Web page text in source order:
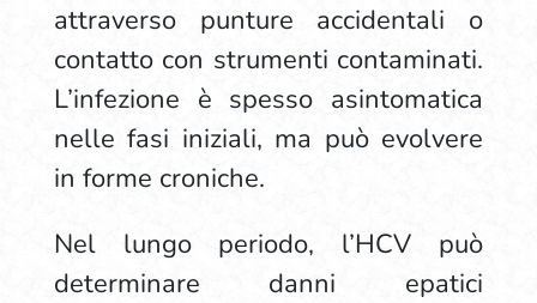
attraverso punture accidentali o
contatto con strumenti contaminati.
L’infezione è spesso asintomatica
nelle fasi iniziali, ma può evolvere
in forme croniche.
Nel lungo periodo, l’HCV può
determinare danni epatici